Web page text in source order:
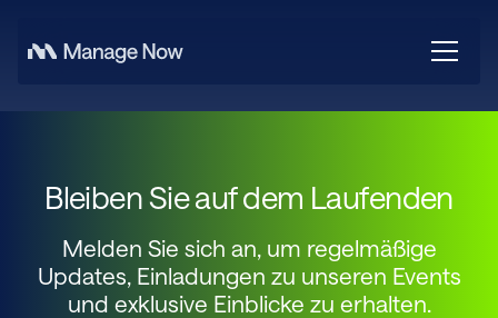
Bleiben Sie auf dem Laufenden
Melden Sie sich an, um regelmäßige
Updates, Einladungen zu unseren Events
und exklusive Einblicke zu erhalten.